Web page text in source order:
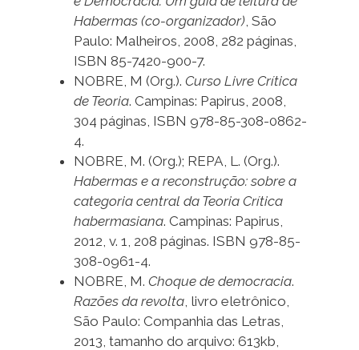
Habermas (co-organizador) , São
Paulo: Malheiros, 2008, 282 páginas,
ISBN 85-7420-900-7.
NOBRE, M (Org.). Curso Livre Crítica
de Teoria. Campinas: Papirus, 2008,
304 páginas, ISBN 978-85-308-0862-
4.
NOBRE, M. (Org.); REPA, L. (Org.).
Habermas e a reconstrução: sobre a
categoria central da Teoria Crítica
habermasiana. Campinas: Papirus,
2012, v. 1, 208 páginas. ISBN 978-85-
308-0961-4.
NOBRE, M. Choque de democracia.
Razões da revolta, livro eletrônico,
São Paulo: Companhia das Letras,
2013, tamanho do arquivo: 613kb,